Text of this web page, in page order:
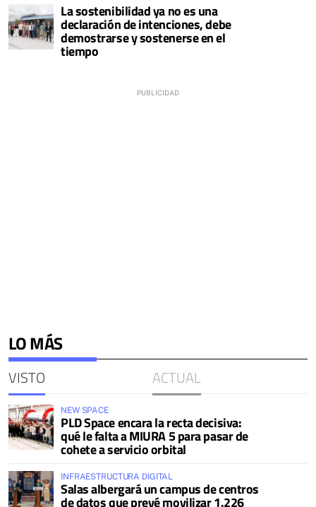
La sostenibilidad ya no es una
declaración de intenciones, debe
demostrarse y sostenerse en el
tiempo
LO MÁS
VISTO ACTUAL
NEW SPACE
PLD Space encara la recta decisiva:
qué le falta a MIURA 5 para pasar de
cohete a servicio orbital
INFRAESTRUCTURA DIGITAL
Salas albergará un campus de centros
de datos que prevé movilizar 1.226